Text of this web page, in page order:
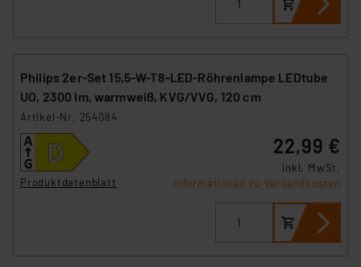
Philips 2er-Set 15,5-W-T8-LED-Röhrenlampe LEDtube
UO, 2300 lm, warmweiß, KVG/VVG, 120 cm
Artikel-Nr. 254084
Produktdatenblatt
22,99 €
inkl. MwSt.
Informationen zu Versandkosten